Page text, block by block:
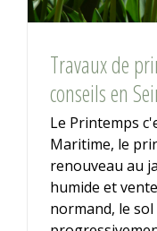
Travaux de
conseils en
Le Printemps
Maritime, le
renouveau au
humide et
normand, le